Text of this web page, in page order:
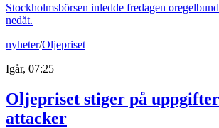
Stockholmsbörsen inledde fredagen
nedåt.
nyheter/Oljepriset
Igår, 07:25
Oljepriset stiger på
attacker